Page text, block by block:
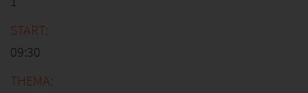
09:30